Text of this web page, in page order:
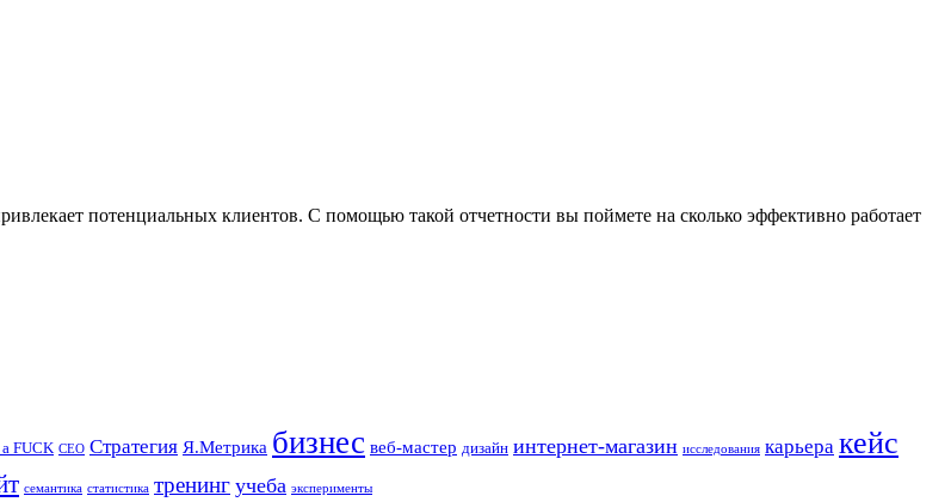
потенциальных клиентов. С помощью такой отчетности вы поймете на сколько эффективно работает
FUCK СЕО Стратегия Я.Метрика бизнес веб-мастер дизайн интернет-магазин исследования карьера кейс
семантика статистика тренинг учеба эксперименты